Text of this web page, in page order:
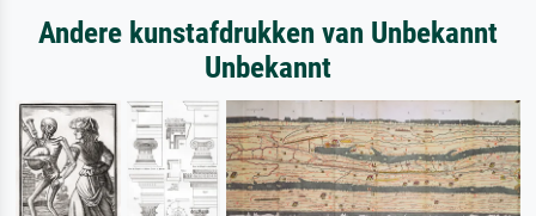
Andere kunstafdrukken van Unbekannt
Unbekannt